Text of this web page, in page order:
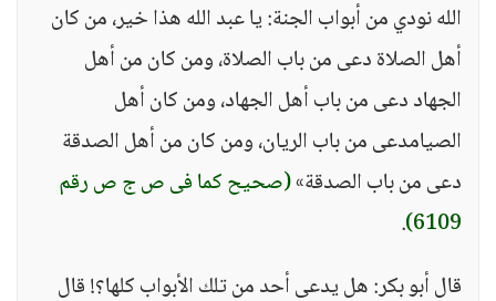
الله نودي من أبواب الجنة: يا عبد الله هذا خير، من كان
أهل الصلاة دعى من باب الصلاة، ومن كان من أهل
الجهاد دعى من باب أهل الجهاد، ومن كان أهل
الصيامدعى من باب الريان، ومن كان من أهل الصدقة
دعى من باب الصدقة»(صحيح كما فى ص ج ص رقم
6109)
.
قال أبو بكر: هل يدعى أحد من تلك الأبواب كلها؟! قال